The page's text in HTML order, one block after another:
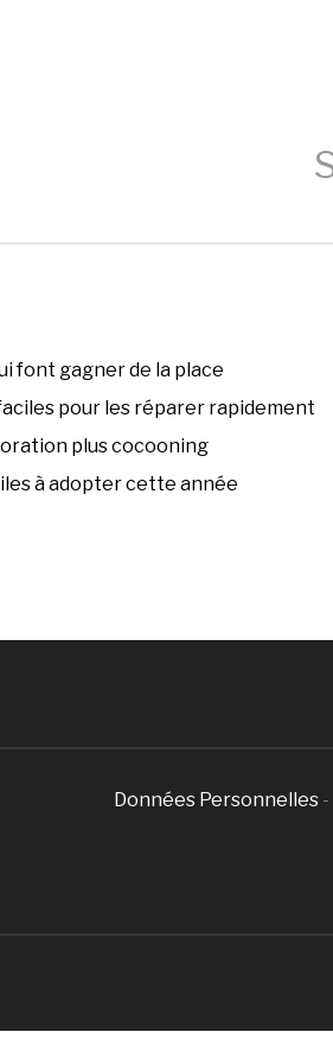
font gagner de la place
pour les réparer rapidement
plus cocooning
à adopter cette année
Données Personnelles -